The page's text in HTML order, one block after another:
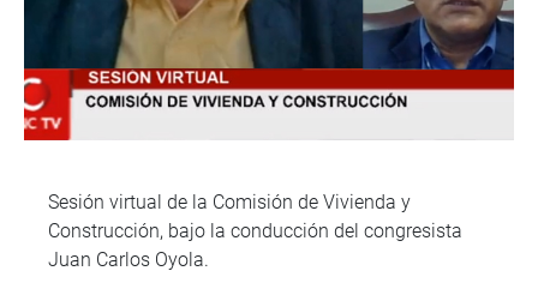
Sesión virtual de la Comisión de Vivienda y
Construcción, bajo la conducción del congresista
Juan Carlos Oyola.